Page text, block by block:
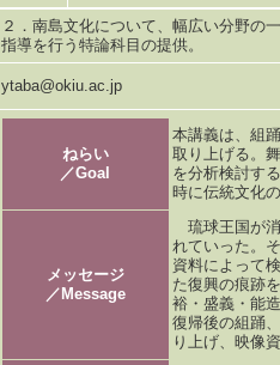
２．南島文化について、幅広い分野の
指導を行う特論科目の提供。
ytaba@okiu.ac.jp
ねらい
／Goal
本講義は、組
取り上げる。
を分析検討す
時に伝統文化
メッセージ
／Message
琉球王国が
れていった。
資料によって
た復興の痕跡
裕・盛義・能
復帰後の組踊
り上げ、映像